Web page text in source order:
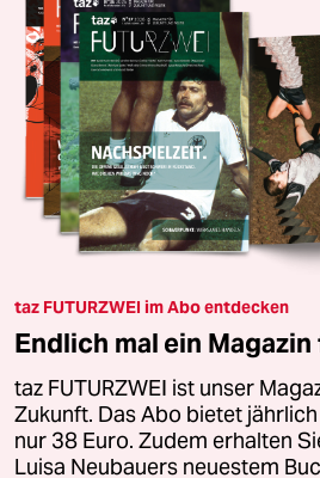
taz FUTURZWEI im Abo entdecken
Endlich mal ein
taz FUTURZWEI ist unser
Zukunft. Das Abo bietet
nur 38 Euro. Zudem erhalten
Luisa Neubauers neuestem